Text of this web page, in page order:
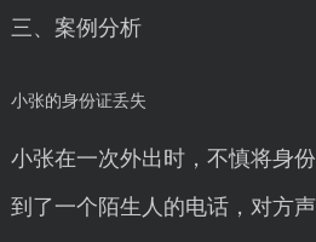
三、案例分析
小张的身份证丢失
小张在一次外出时，不慎将身
到了一个陌生人的电话，对方